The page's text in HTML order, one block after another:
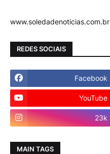
www.soledadenoticias.com.br
REDES SOCIAIS
Facebook
YouTube
23k
MAIN TAGS